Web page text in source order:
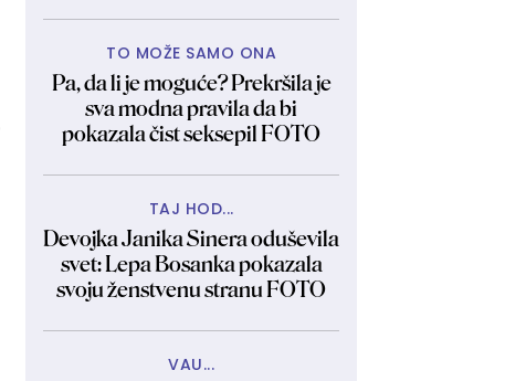
TO MOŽE SAMO ONA
Pa, da li je moguće? Prekršila je
sva modna pravila da bi
pokazala čist seksepil FOTO
TAJ HOD...
Devojka Janika Sinera oduševila
svet: Lepa Bosanka pokazala
svoju ženstvenu stranu FOTO
VAU...